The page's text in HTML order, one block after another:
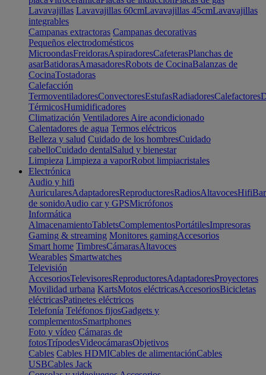
Lavavajillas Lavavajillas 60cmLavavajillas 45cmLavavajillas
integrables
Campanas extractoras Campanas decorativas
Pequeños electrodomésticos
MicroondasFreidorasAspiradoresCafeterasPlanchas de
asarBatidorasAmasadoresRobots de CocinaBalanzas de
CocinaTostadoras
Calefacción
TermoventiladoresConvectoresEstufasRadiadoresCalefactores
TérmicosHumidificadores
Climatización Ventiladores Aire acondicionado
Calentadores de agua Termos eléctricos
Belleza y salud Cuidado de los hombresCuidado
cabelloCuidado dentalSalud y bienestar
Limpieza Limpieza a vaporRobot limpiacristales
Electrónica
Audio y hifi
AuricularesAdaptadoresReproductoresRadiosAltavocesHifi
de sonidoAudio car y GPSMicrófonos
Informática
AlmacenamientoTabletsComplementosPortátilesImpresoras
Gaming & streaming Monitores gamingAccesorios
Smart home TimbresCámarasAltavoces
Wearables Smartwatches
Televisión
AccesoriosTelevisoresReproductoresAdaptadoresProyectores
Movilidad urbana KartsMotos eléctricasAccesoriosBicicletas
eléctricasPatinetes eléctricos
Telefonía Teléfonos fijosGadgets y
complementosSmartphones
Foto y vídeo Cámaras de
fotosTrípodesVideocámarasObjetivos
Cables Cables HDMICables de alimentaciónCables
USBCables Jack